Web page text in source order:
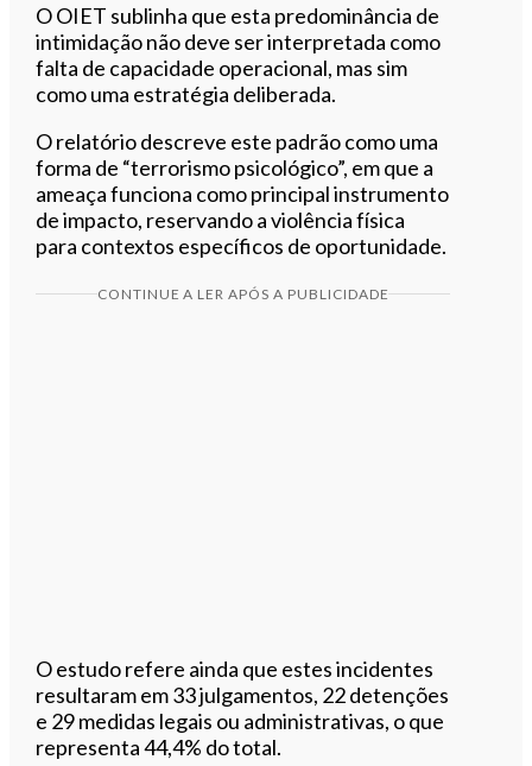
O OIET sublinha que esta predominância de
intimidação não deve ser interpretada como
falta de capacidade operacional, mas sim
como uma estratégia deliberada.
O relatório descreve este padrão como uma
forma de “terrorismo psicológico”, em que a
ameaça funciona como principal instrumento
de impacto, reservando a violência física
para contextos específicos de oportunidade.
CONTINUE A LER APÓS A PUBLICIDADE
O estudo refere ainda que estes incidentes
resultaram em 33 julgamentos, 22 detenções
e 29 medidas legais ou administrativas, o que
representa 44,4% do total.